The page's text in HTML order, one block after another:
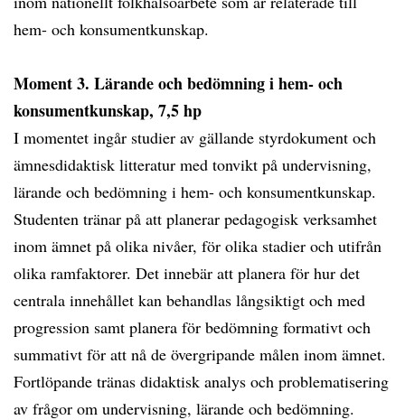
hem- och konsumentkunskap.
Moment 3. Lärande och bedömning i hem- och
konsumentkunskap, 7,5 hp
I momentet ingår studier av gällande styrdokument och
ämnesdidaktisk litteratur med tonvikt på undervisning,
lärande och bedömning i hem- och konsumentkunskap.
Studenten tränar på att planerar pedagogisk verksamhet
inom ämnet på olika nivåer, för olika stadier och utifrån
olika ramfaktorer. Det innebär att planera för hur det
centrala innehållet kan behandlas långsiktigt och med
progression samt planera för bedömning formativt och
summativt för att nå de övergripande målen inom ämnet.
Fortlöpande tränas didaktisk analys och problematisering
av frågor om undervisning, lärande och bedömning.